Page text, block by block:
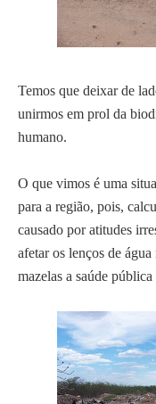
Temos que deixar de
unirmos em prol da
humano.
O que vimos é uma
para a região, pois,
causado por atitudes
afetar os lenços de
mazelas a saúde